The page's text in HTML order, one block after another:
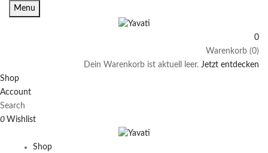
Menu
0
Warenkorb (0)
Dein Warenkorb ist aktuell leer. Jetzt entdecken
Shop
Account
Search
0 Wishlist
Shop